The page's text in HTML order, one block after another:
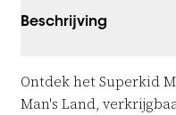
Beschrijving
Ontdek het Superkid
Man's Land,